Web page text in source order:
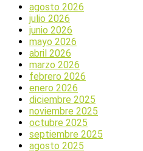
agosto 2026
julio 2026
junio 2026
mayo 2026
abril 2026
marzo 2026
febrero 2026
enero 2026
diciembre 2025
noviembre 2025
octubre 2025
septiembre 2025
agosto 2025